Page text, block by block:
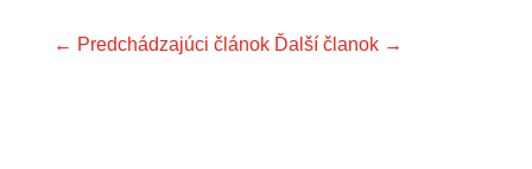
← Predchádzajúci článok Ďalší članok→